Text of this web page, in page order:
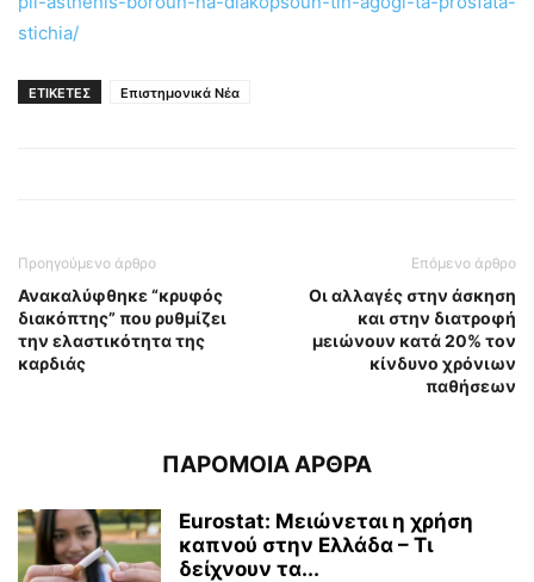
stichia/
ΕΤΙΚΕΤΕΣ Επιστημονικά Νέα
Προηγούμενο άρθρο
Ανακαλύφθηκε “κρυφός
διακόπτης” που ρυθμίζει
την ελαστικότητα της
καρδιάς
Επόμενο άρθρο
Οι αλλαγές στην άσκηση
και στην διατροφή
μειώνουν κατά 20% τον
κίνδυνο χρόνιων
παθήσεων
ΠΑΡΟΜΟΙΑ ΑΡΘΡΑ
Eurostat: Μειώνεται η χρήση
καπνού στην Ελλάδα – Τι
δείχνουν τα...